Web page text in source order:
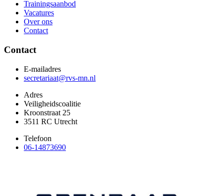
Trainingsaanbod
Vacatures
Over ons
Contact
Contact
E-mailadres
secretariaat@rvs-mn.nl
Adres
Veiligheidscoalitie
Kroonstraat 25
3511 RC Utrecht
Telefoon
06-14873690